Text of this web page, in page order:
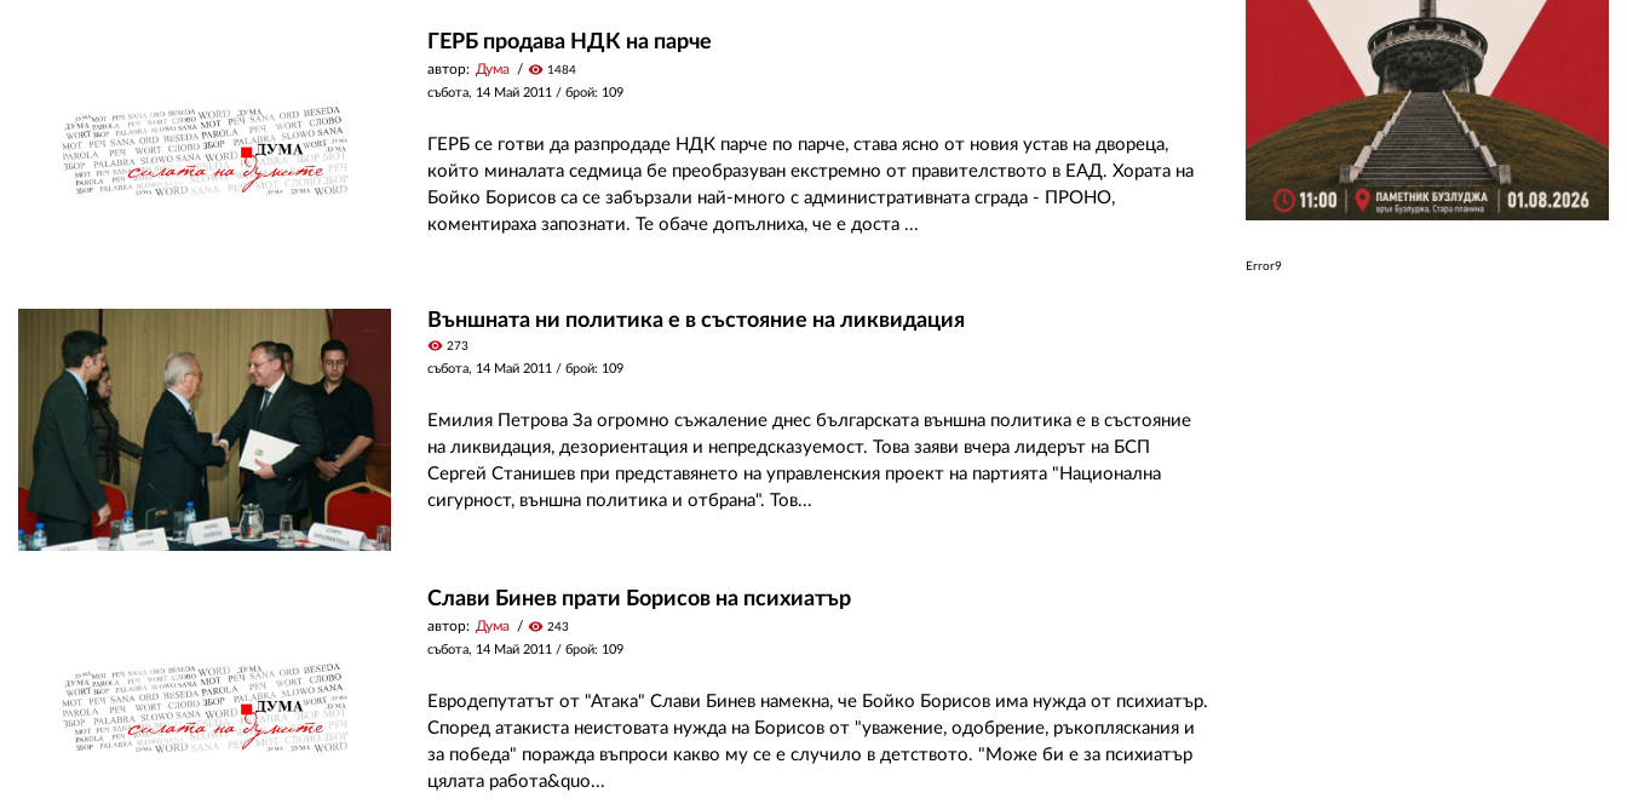
ГЕРБ продава НДК на парче
автор: Дума visibility 1484
събота, 14 Май 2011 / брой: 109
ГЕРБ се готви да разпродаде НДК парче по парче, става ясно от новия устав на двореца,
който миналата седмица бе преобразуван екстремно от правителството в ЕАД. Хората на
Бойко Борисов са се забързали най-много с административната сграда - ПРОНО,
коментираха запознати. Те обаче допълниха, че е доста ...
Външната ни политика е в състояние на ликвидация
visibility 273
събота, 14 Май 2011 / брой: 109
Емилия Петрова За огромно съжаление днес българската външна политика е в състояние
на ликвидация, дезориентация и непредсказуемост. Това заяви вчера лидерът на БСП
Сергей Станишев при представянето на управленския проект на партията "Национална
сигурност, външна политика и отбрана". Тов...
Слави Бинев прати Борисов на психиатър
автор: Дума visibility 243
събота, 14 Май 2011 / брой: 109
Евродепутатът от "Атака" Слави Бинев намекна, че Бойко Борисов има нужда от психиатър.
Според атакиста неистовата нужда на Борисов от "уважение, одобрение, ръкопляскания и
за победа" поражда въпроси какво му се е случило в детството. "Може би е за психиатър
цялата работа&quo...
Error9